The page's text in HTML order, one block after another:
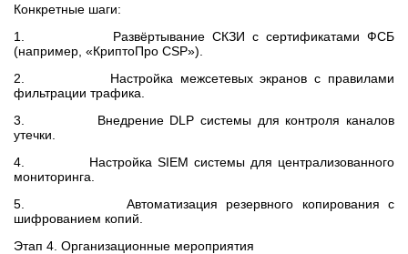
Конкретные шаги:
1. Развёртывание СКЗИ с сертификатами ФСБ
(например, «КриптоПро CSP»).
2. Настройка межсетевых экранов с правилами
фильтрации трафика.
3. Внедрение DLP системы для контроля каналов
утечки.
4. Настройка SIEM системы для централизованного
мониторинга.
5. Автоматизация резервного копирования с
шифрованием копий.
Этап 4. Организационные мероприятия